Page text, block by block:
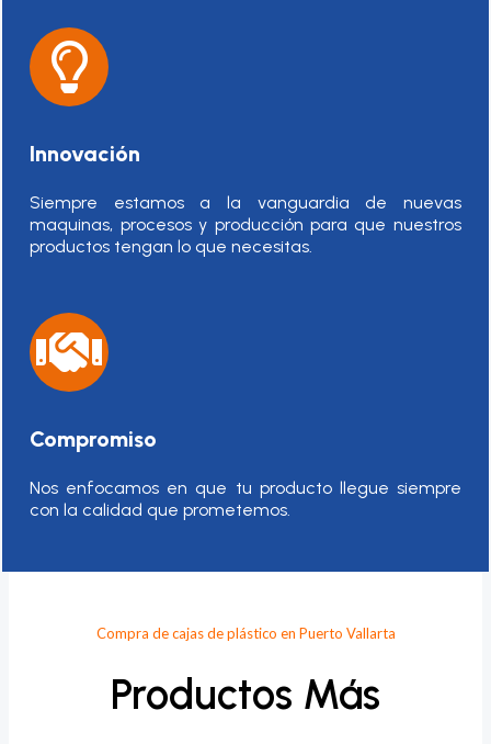
Innovación
Siempre estamos a la vanguardia de nuevas
maquinas, procesos y producción para que nuestros
productos tengan lo que necesitas.
Compromiso
Nos enfocamos en que tu producto llegue siempre
con la calidad que prometemos.
Compra de cajas de plástico en Puerto Vallarta
Productos Más